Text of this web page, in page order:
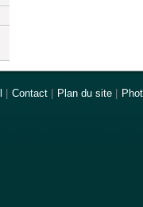
Contact Plan du site